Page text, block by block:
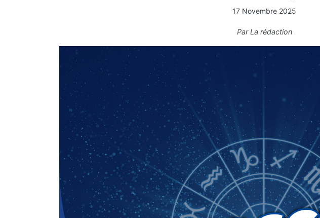
17 Novembre 2025
ParLa rédaction